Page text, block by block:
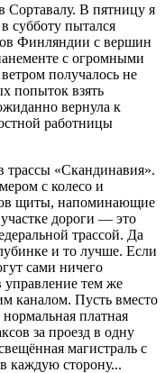
Сортавалу. В пятницу я
субботу пытался
Финляндии с вершин
с огромными
получалось не
попыток взять
вернула к
работницы
«Скандинавия».
с колесо и
щиты, напоминающие
дороги — это
трассой. Да
и то лучше. Если
сами ничего
управление тем же
каналом. Пусть вместо
платная
за проезд в одну
магистраль с
каждую сторону...